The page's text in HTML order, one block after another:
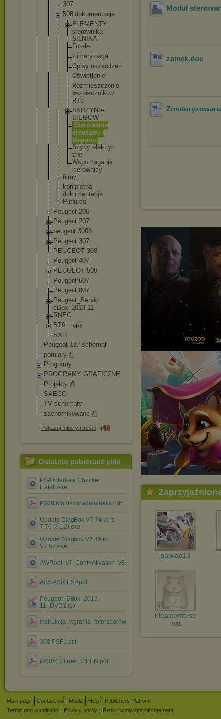
307
508 dokumentacja
ELEMENTY
sterowni ka
SILNIKA
Fotele
klimatyzacja
Opisy uszkodzeń
Oświetlenie
Rozmieszczenie
bezpieczników
RT6
SKRZYNIA
BIEGÓW
Sterowanie
drzwiami i
klapami
Szyby elektryc
zne
Wspomaganie
kierownicy
filmy
kompletna
dokumentacja
Pictures
Peugeot 206
Peugeot 207
peugeot 3008
Peugeot 307
PEUGEOT 308
Peugeot 407
PEUGEOT 508
Peugeot 607
Peugeot 807
Peugeot_Servic
eBox_2013-11
RNEG
RT6 mapy
RXH
Peugeot 107 schemat
pomiary
Programy
PROGRAMY GRAFICZNE
Projekty
SAECO
TV schematy
zachomikowane
Pokazuj foldery i treści
Ostatnio pobierane pliki
PSA Interface Checker
Install.exe
P508 Montaż modułu haka.pdf
Update DiagBox V7.74 vers
7.76 (8.12).exe
Update Diagbox V7.49 to
V7.57.exe
AWRoot_v7_Conf+Ativation_v8.exe
ABS ASR ESP.pdf
Peugeot_SBox_2013-
11_DVD3.iso
Instrukcja_wgrania_fotoradarów_RNEG_EN.pdf
308 PSF1.pdf
(2005) Citroen C1 EN.pdf
Moduł
zamek.doc
pawlaa13
idealcomp.se
rwis
Main page Contact us Media Help
Publishers Platform
Terms and conditions
Privacy policy Report copyright infringement